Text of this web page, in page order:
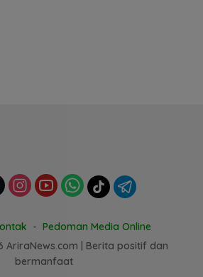
Pedoman Media Online
AriraNews.com | Berita positif dan
bermanfaat